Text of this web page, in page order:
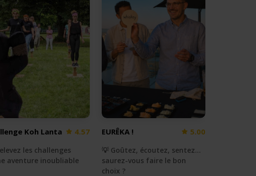
Koh Lanta 4.57
les challenges
aventure inoubliable
EURÊKA ! 5.00
💡 Goûtez, écoutez, sentez...
saurez-vous faire le bon
choix ?